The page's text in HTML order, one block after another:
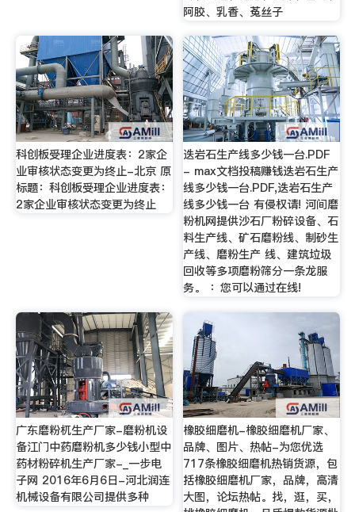
阿胶、乳香、菟丝子
科创板受理企业进度表：2家企
业审核状态变更为终止-北京 原
标题：科创板受理企业进度表：
2家企业审核状态变更为终止
迭岩石生产线多少钱一台.PDF
- max文档投稿赚钱迭岩石生产
线多少钱一台.PDF,迭岩石生产
线多少钱一台 有侵权请! 河间磨
粉机网提供沙石厂粉碎设备、石
料生产线、矿石磨粉线、制砂生
产线、磨粉生产 线、建筑垃圾
回收等多项磨粉筛分一条龙服
务。 ：您可以通过在线!
广东磨粉杌生产厂家-磨粉机设
备江门中药磨粉机多少钱小型中
药材粉碎机生产厂家-_一步电
子网 2016年6月6日-河北润连
机械设备有限公司提供多种
橡胶细磨机-橡胶细磨机厂家、
品牌、图片、热帖-为您优选
717条橡胶细磨机热销货源，包
括橡胶细磨机厂家，品牌，高清
大图，论坛热帖。找，逛，买，